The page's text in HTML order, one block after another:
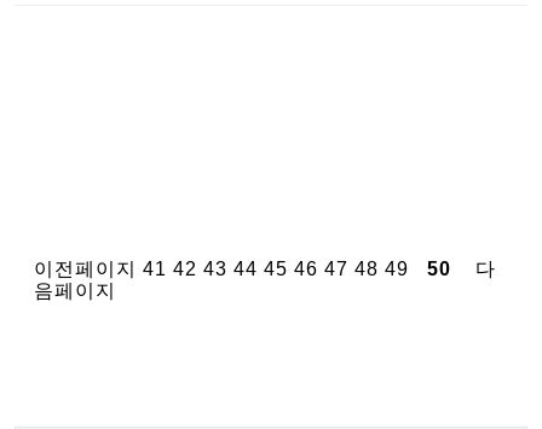
이전페이지 41 42 43 44 45 46 47 48 49 50
다
음페이지